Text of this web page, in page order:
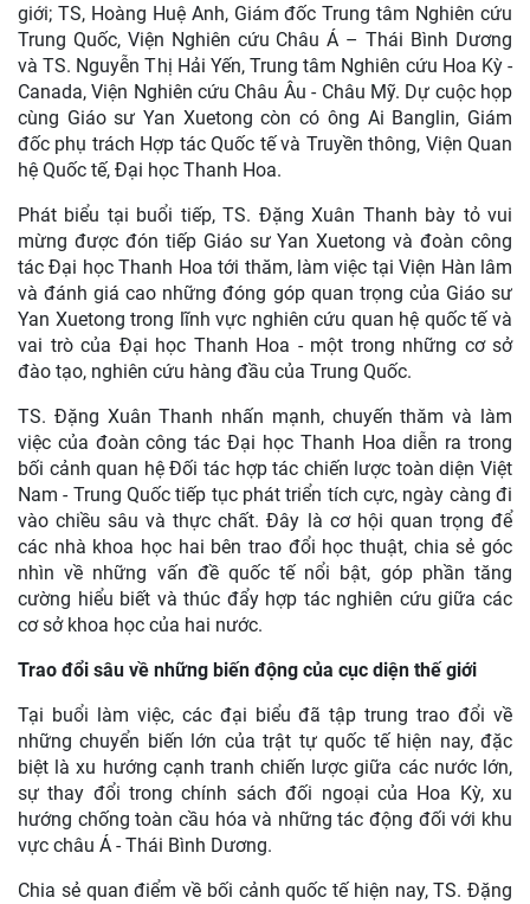
giới; TS, Hoàng Huệ Anh, Giám đốc Trung tâm Nghiên cứu
Trung Quốc, Viện Nghiên cứu Châu Á – Thái Bình Dương
và TS. Nguyễn Thị Hải Yến, Trung tâm Nghiên cứu Hoa Kỳ -
Canada, Viện Nghiên cứu Châu Âu - Châu Mỹ. Dự cuộc họp
cùng Giáo sư Yan Xuetong còn có ông Ai Banglin, Giám
đốc phụ trách Hợp tác Quốc tế và Truyền thông, Viện Quan
hệ Quốc tế, Đại học Thanh Hoa.
Phát biểu tại buổi tiếp, TS. Đặng Xuân Thanh bày tỏ vui
mừng được đón tiếp Giáo sư Yan Xuetong và đoàn công
tác Đại học Thanh Hoa tới thăm, làm việc tại Viện Hàn lâm
và đánh giá cao những đóng góp quan trọng của Giáo sư
Yan Xuetong trong lĩnh vực nghiên cứu quan hệ quốc tế và
vai trò của Đại học Thanh Hoa - một trong những cơ sở
đào tạo, nghiên cứu hàng đầu của Trung Quốc.
TS. Đặng Xuân Thanh nhấn mạnh, chuyến thăm và làm
việc của đoàn công tác Đại học Thanh Hoa diễn ra trong
bối cảnh quan hệ Đối tác hợp tác chiến lược toàn diện Việt
Nam - Trung Quốc tiếp tục phát triển tích cực, ngày càng đi
vào chiều sâu và thực chất. Đây là cơ hội quan trọng để
các nhà khoa học hai bên trao đổi học thuật, chia sẻ góc
nhìn về những vấn đề quốc tế nổi bật, góp phần tăng
cường hiểu biết và thúc đẩy hợp tác nghiên cứu giữa các
cơ sở khoa học của hai nước.
Trao đổi sâu về những biến động của cục diện thế giới
Tại buổi làm việc, các đại biểu đã tập trung trao đổi về
những chuyển biến lớn của trật tự quốc tế hiện nay, đặc
biệt là xu hướng cạnh tranh chiến lược giữa các nước lớn,
sự thay đổi trong chính sách đối ngoại của Hoa Kỳ, xu
hướng chống toàn cầu hóa và những tác động đối với khu
vực châu Á - Thái Bình Dương.
Chia sẻ quan điểm về bối cảnh quốc tế hiện nay, TS. Đặng